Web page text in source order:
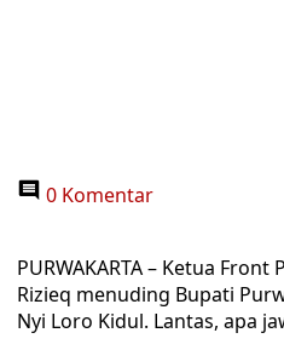
0 Komentar
PURWAKARTA – Ketua
Rizieq menuding Bupati
Nyi Loro Kidul. Lantas, apa